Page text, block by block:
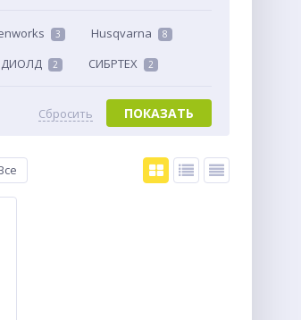
3 Husqvarna 8
ДИОЛД 2 СИБРТЕХ 2
ПОКАЗАТЬ
Сбросить